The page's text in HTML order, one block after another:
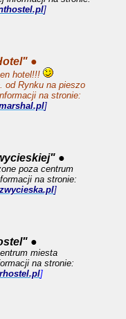
]
●
hotel!!!
od Rynku na pieszo
na stronie:
]
●
poza centrum
na stronie:
]
●
miesta
na stronie:
]